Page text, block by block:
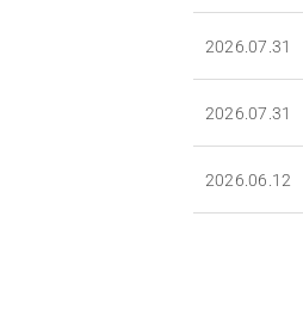
2026.07.31
2026.07.31
2026.06.12